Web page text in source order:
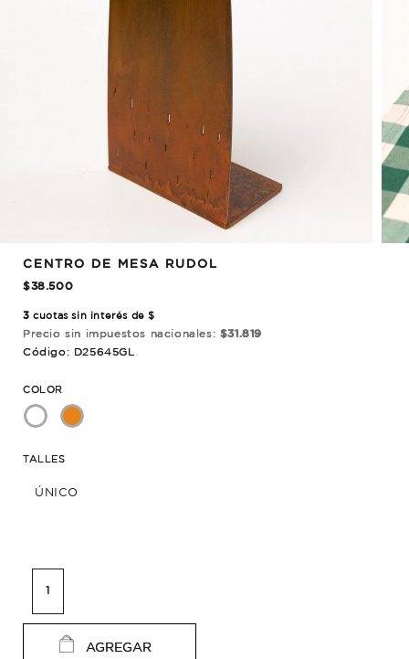
CENTRO DE MESA RUDOL
$38.500
3 cuotas sin interés de $
Precio sin impuestos nacionales: $31.819
Código: D25645GL
COLOR
TALLES
ÚNICO
AGREGAR